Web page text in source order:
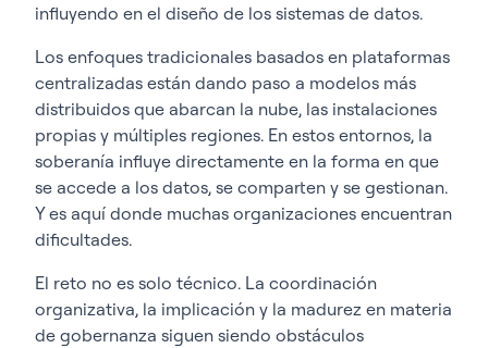
influyendo en el diseño de los sistemas de datos.
Los enfoques tradicionales basados en plataformas
centralizadas están dando paso a modelos más
distribuidos que abarcan la nube, las instalaciones
propias y múltiples regiones. En estos entornos, la
soberanía influye directamente en la forma en que
se accede a los datos, se comparten y se gestionan.
Y es aquí donde muchas organizaciones encuentran
dificultades.
El reto no es solo técnico. La coordinación
organizativa, la implicación y la madurez en materia
de gobernanza siguen siendo obstáculos